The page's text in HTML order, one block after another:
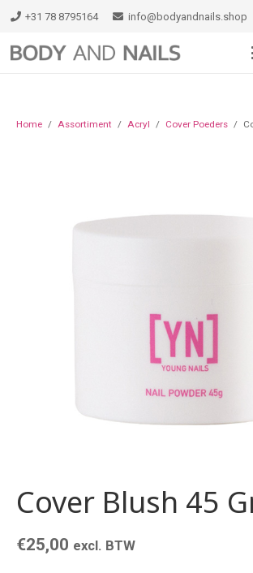
+31 78 8795164 info@bodyandnails.shop
Home / Assortiment / Acryl / Cover Poeders /
Cover Blush 45
€25,00 excl. BTW